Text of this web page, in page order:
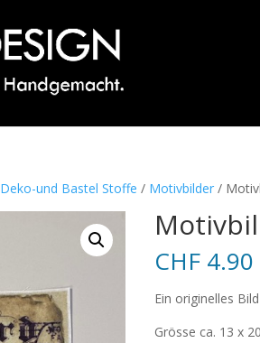
Deko-und Bastel Stoffe / Motivbilder /
CHF 4.90
Ein originelles
Grösse ca. 13 x